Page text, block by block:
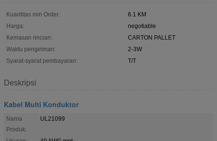
Kuantitas min Order:
6.1 KM
Harga:
negotiable
Kemasan rincian:
CARTON PALLET
Waktu pengiriman:
2-3W
Syarat-syarat pembayaran:
T/T
Deskripsi
Kabel Multi Konduktor
Nama
Produk:
UL21099